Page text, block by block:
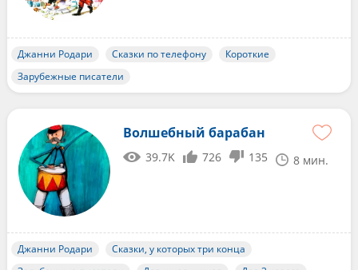
Джанни Родари Сказки по телефону
Короткие
Зарубежные писатели
Волшебный барабан
39.7K 726 135 8 мин.
Джанни Родари
Сказки, у которых три конца